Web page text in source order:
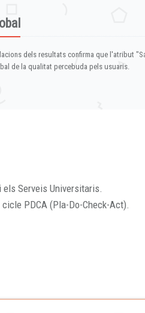
dels resultats confirma que l'atribut
de la qualitat percebuda pels usuaris.
Serveis Universitaris.
PDCA (Pla-Do-Check-Act).